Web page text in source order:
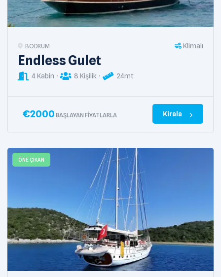
BODRUM Klimalı
Endless Gulet
4 Kabin 8 Kişilik 24mt
€2000 BAŞLAYAN FIYATLARLA Kirala
ÖNE ÇIKAN